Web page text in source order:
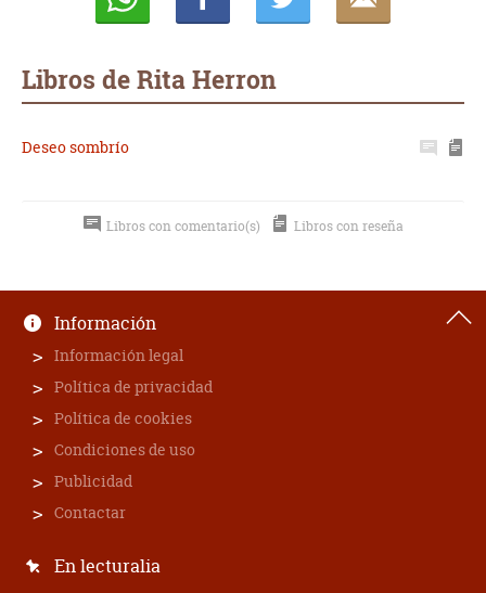
Libros de Rita Herron
Deseo sombrío
Libros con comentario(s) Libros con reseña
Información
Información legal
Política de privacidad
Política de cookies
Condiciones de uso
Publicidad
Contactar
En lecturalia